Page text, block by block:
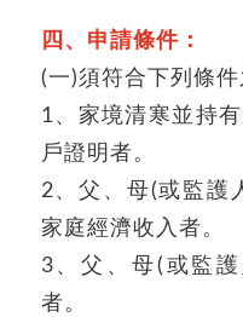
四、申請條件：
(一)須符合下列條件
1、家境清寒並持
戶證明者。
2、父、母(或監護
家庭經濟收入者。
3、父、母(或監
者。